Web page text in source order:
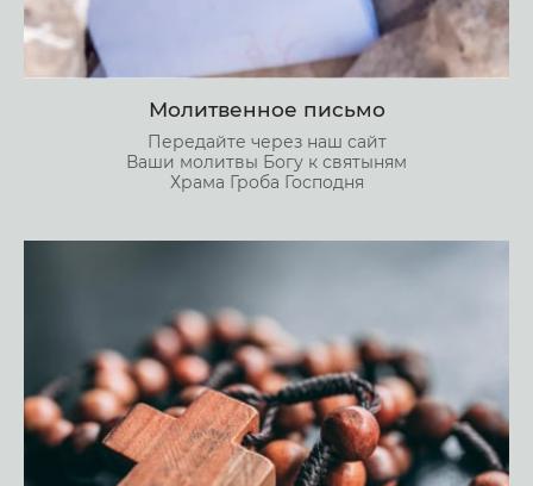
Молитвенное письмо
Передайте через наш сайт
Ваши молитвы Богу к святыням
Храма Гроба Господня